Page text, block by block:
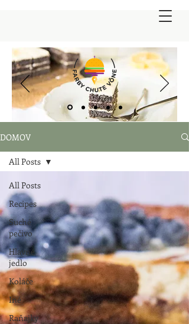
DOMOV
All Posts
Recipes
Suché
pečivo
Hlavné
jedlo
Koláče
Iné
Raňajky
All Posts